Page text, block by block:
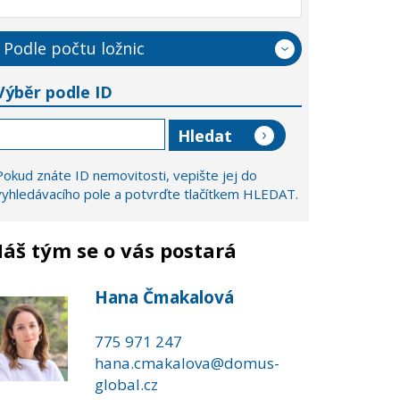
Podle počtu ložnic
podle ID
znáte ID nemovitosti, vepište jej do
pole a potvrďte tlačítkem HLEDAT.
tým se o vás postará
Hana Čmakalová
775 971 247
hana.cmakalova@domus-
global.cz